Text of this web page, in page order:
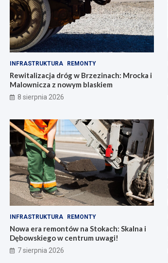
INFRASTRUKTURA REMONTY
Rewitalizacja dróg w Brzezinach: Mrocka i
Malownicza z nowym blaskiem
8 sierpnia 2026
INFRASTRUKTURA REMONTY
Nowa era remontów na Stokach: Skalna i
Dębowskiego w centrum uwagi!
7 sierpnia 2026